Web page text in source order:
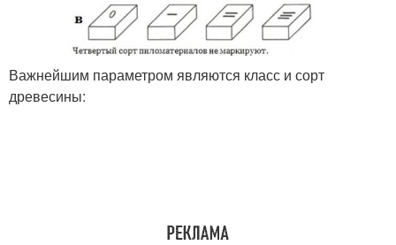
Важнейшим параметром являются класс и сорт
древесины: